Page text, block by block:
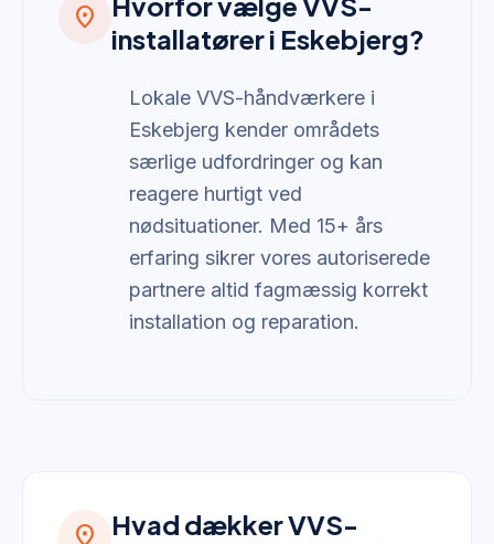
location_on
installatører i Eskebjerg?
Lokale VVS-håndværkere i
Eskebjerg kender områdets
særlige udfordringer og kan
reagere hurtigt ved
nødsituationer. Med 15+ års
erfaring sikrer vores autoriserede
partnere altid fagmæssig korrekt
installation og reparation.
location_on
Hvad dækker VVS-